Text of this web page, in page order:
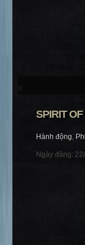
SPIRIT
Hành động,
Ngày đăng: